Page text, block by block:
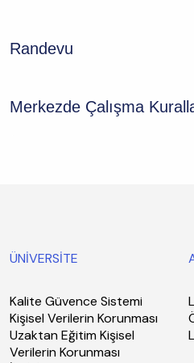
Randevu
Merkezde Çalışma
ÜNİVERSİTE
Kalite Güvence Sistemi
Kişisel Verilerin Korunması
Uzaktan Eğitim Kişisel
Verilerin Korunması